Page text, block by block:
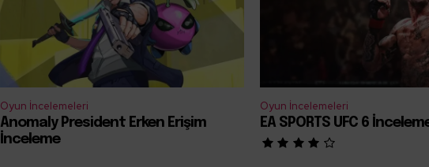
Oyun İncelemeleri
Anomaly President Erken Erişim
İnceleme
Oyun İncelemeleri
EA SPORTS UFC 6